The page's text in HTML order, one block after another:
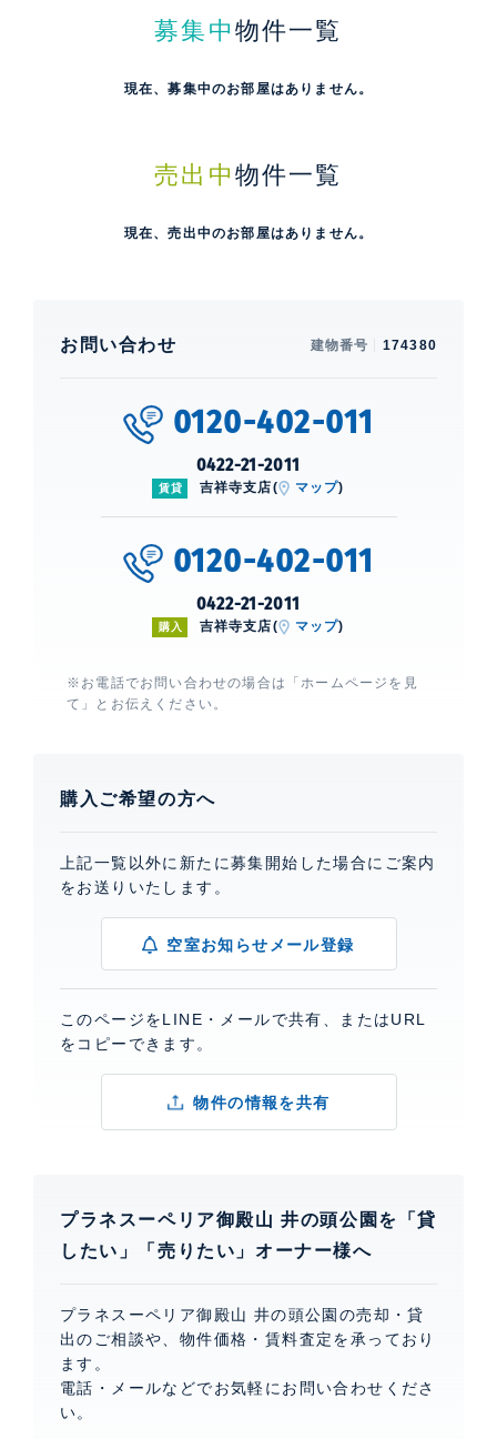
募集中 物件一覧
現在、募集中のお部屋はありません。
売出中 物件一覧
現在、売出中のお部屋はありません。
お問い合わせ 建物番号 174380
0120-402-011
0422-21-2011
賃貸 吉祥寺支店( マップ)
0120-402-011
0422-21-2011
購入 吉祥寺支店( マップ)
※お電話でお問い合わせの場合は「ホームページを見
て」とお伝えください。
購入ご希望の方へ
上記一覧以外に新たに募集開始した場合にご案内
をお送りいたします。
空室お知らせメール登録
このページをLINE・メールで共有、またはURL
をコピーできます。
物件の情報を共有
プラネスーペリア御殿山 井の頭公園を「貸
したい」「売りたい」オーナー様へ
プラネスーペリア御殿山 井の頭公園の売却・貸
出のご相談や、物件価格・賃料査定を承っており
ます。
電話・メールなどでお気軽にお問い合わせくださ
い。